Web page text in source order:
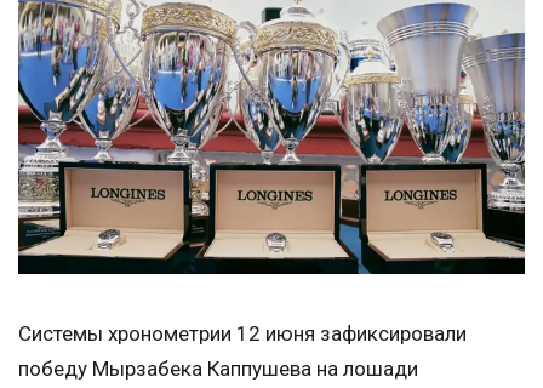
Системы хронометрии 12 июня зафиксировали
победу Мырзабека Каппушева на лошади